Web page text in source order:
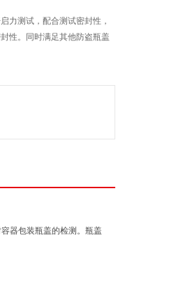
力测试，配合测试密封性，
性。同时满足其他防盗瓶盖
器包装瓶盖的检测。瓶盖